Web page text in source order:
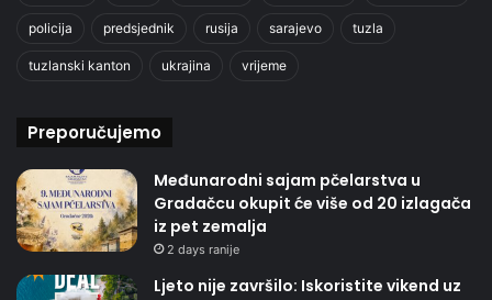
policija predsjednik rusija sarajevo tuzla
tuzlanski kanton ukrajina vrijeme
Preporučujemo
Međunarodni sajam pčelarstva u
Gradačcu okupit će više od 20 izlagača
iz pet zemalja
2 days ranije
Ljeto nije završilo: Iskoristite vikend uz